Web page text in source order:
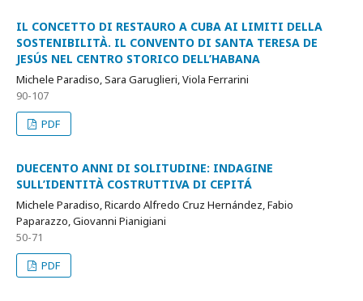
IL CONCETTO DI RESTAURO A CUBA AI LIMITI DELLA
SOSTENIBILITÀ. IL CONVENTO DI SANTA TERESA DE
JESÚS NEL CENTRO STORICO DELL’HABANA
Michele Paradiso, Sara Garuglieri, Viola Ferrarini
90-107
PDF
DUECENTO ANNI DI SOLITUDINE: INDAGINE
SULL’IDENTITÀ COSTRUTTIVA DI CEPITÁ
Michele Paradiso, Ricardo Alfredo Cruz Hernández, Fabio
Paparazzo, Giovanni Pianigiani
50-71
PDF